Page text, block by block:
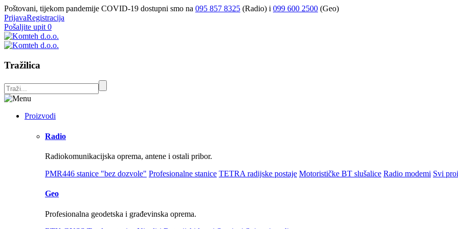
Poštovani, tijekom pandemije COVID-19 dostupni smo na 095 857 8325 (Radio) i 099 600 2500 (Geo)
PrijavaRegistracija
Pošaljite upit 0
Tražilica
Proizvodi
Radio
Radiokomunikacijska oprema, antene i ostali pribor.
PMR446 stanice "bez dozvole" Profesionalne stanice TETRA radijske postaje Motorističke BT slušalice Radio modemi Svi
Geo
Profesionalna geodetska i građevinska oprema.